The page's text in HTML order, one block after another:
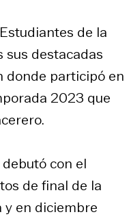
de la
sus destacadas
donde participó en
2023 que
con el
de final de la
y en diciembre